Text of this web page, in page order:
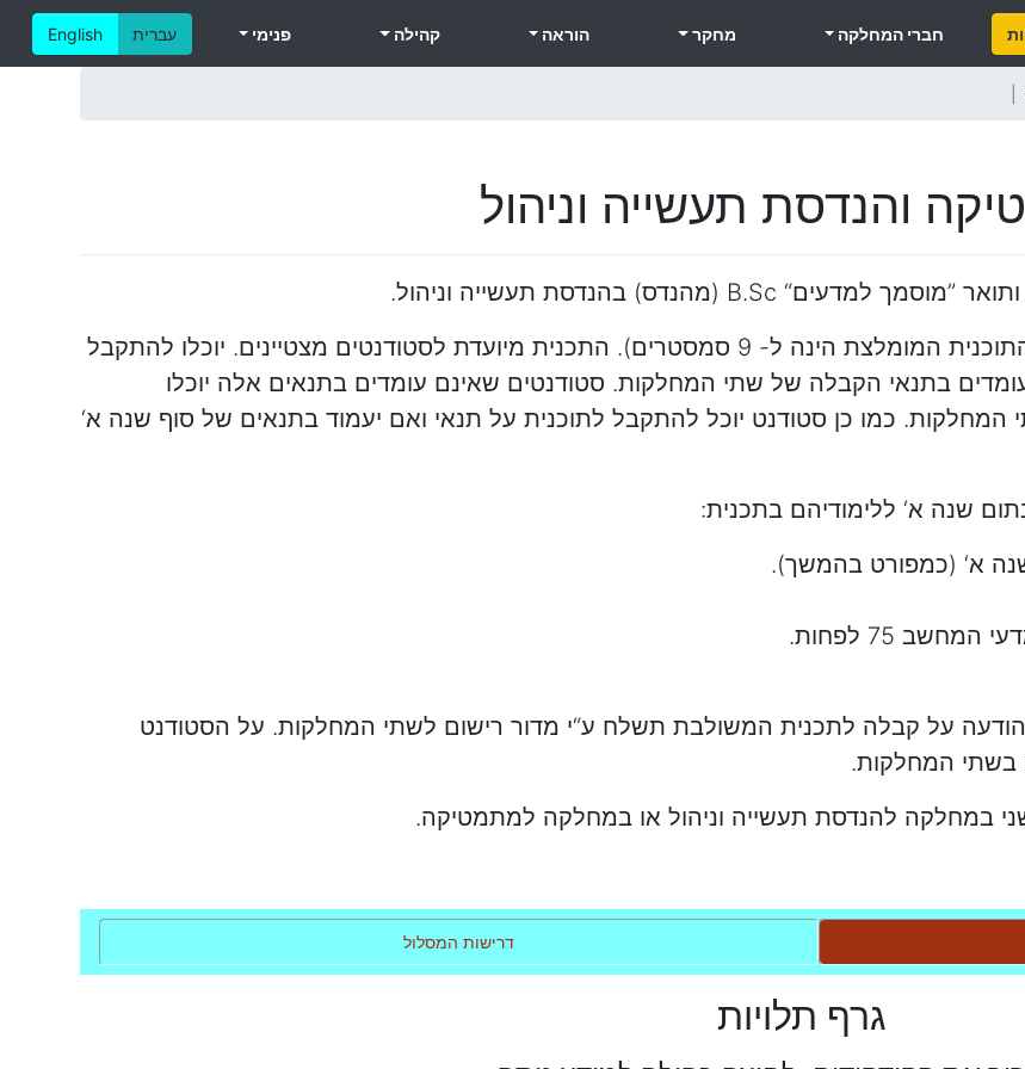
English עברית חברי המחלקה מחקר הוראה קהילה פנימי
והנדסת תעשייה וניהול
משך הלימודים בתכנית הוא 8 סמסטרים לפחות (התוכנית המומלצת הינה ל- 9 סמסטרים). התכנית מיועדת לסטודנטים מצטיינים. יוכלו להתקבל
עם סכם הנדסה 530 ומעלה העומדים בתנאי הקבלה של שתי המחלקות. סטודנטים שאינם עומדים בתנאים אלה יוכלו
כמו כן סטודנט יוכל להתקבל לתוכנית על תנאי ואם יעמוד בתנאים של סוף שנה א‘
שנה א‘ ללימודיהם בתכנית:
א‘ (כמפורט בהמשך).
75 לפחות.
על קבלה לתכנית המשולבת תשלח ע“י מדור רישום לשתי המחלקות. על הסטודנט
בשתי המחלקות.
במחלקה להנדסת תעשייה וניהול או במחלקה למתמטיקה.
דרישות המסלול
גרף תלויות